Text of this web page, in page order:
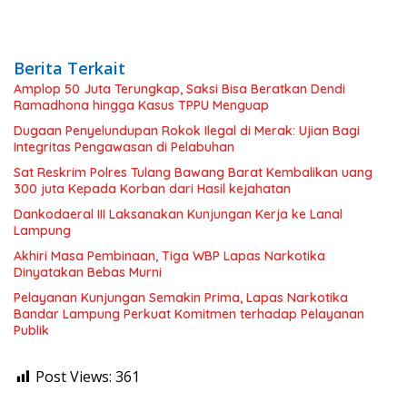
Berita Terkait
Amplop 50 Juta Terungkap, Saksi Bisa Beratkan Dendi
Ramadhona hingga Kasus TPPU Menguap
Dugaan Penyelundupan Rokok Ilegal di Merak: Ujian Bagi
Integritas Pengawasan di Pelabuhan
Sat Reskrim Polres Tulang Bawang Barat Kembalikan uang
300 juta Kepada Korban dari Hasil kejahatan
Dankodaeral III Laksanakan Kunjungan Kerja ke Lanal
Lampung
Akhiri Masa Pembinaan, Tiga WBP Lapas Narkotika
Dinyatakan Bebas Murni
Pelayanan Kunjungan Semakin Prima, Lapas Narkotika
Bandar Lampung Perkuat Komitmen terhadap Pelayanan
Publik
Post Views: 361